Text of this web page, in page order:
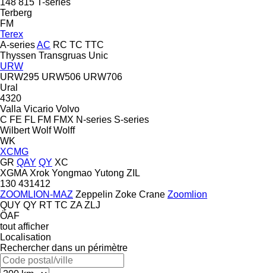
Terberg
FM
Terex
A-seriesAC RC TC TTC
Thyssen Transgruas Unic
URW
URW295 URW506 URW706
Ural
4320
Valla Vicario Volvo
C FE FL FM FMX N-series S-series
Wilbert Wolf Wolff
WK
XCMG
GR QAY QY XC
XGMA Xrok Yongmao Yutong ZIL
130 431412
ZOOMLION-MAZ Zeppelin Zoke Crane Zoomlion
QUY QY RT TC ZA ZLJ
ÖAF
tout afficher
Localisation
Rechercher dans un périmètre